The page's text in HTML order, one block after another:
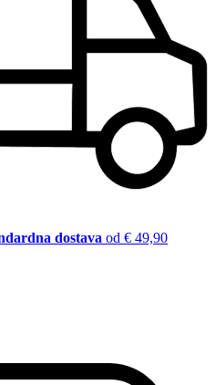
dostava od € 49,90